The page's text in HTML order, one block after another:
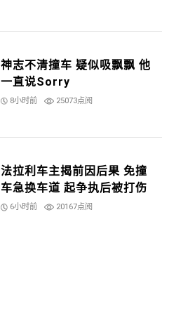
神志不清撞车 疑似吸飘飘 他
一直说Sorry
8小时前 25073点阅
法拉利车主揭前因后果 免撞
车急换车道 起争执后被打伤
6小时前 20167点阅